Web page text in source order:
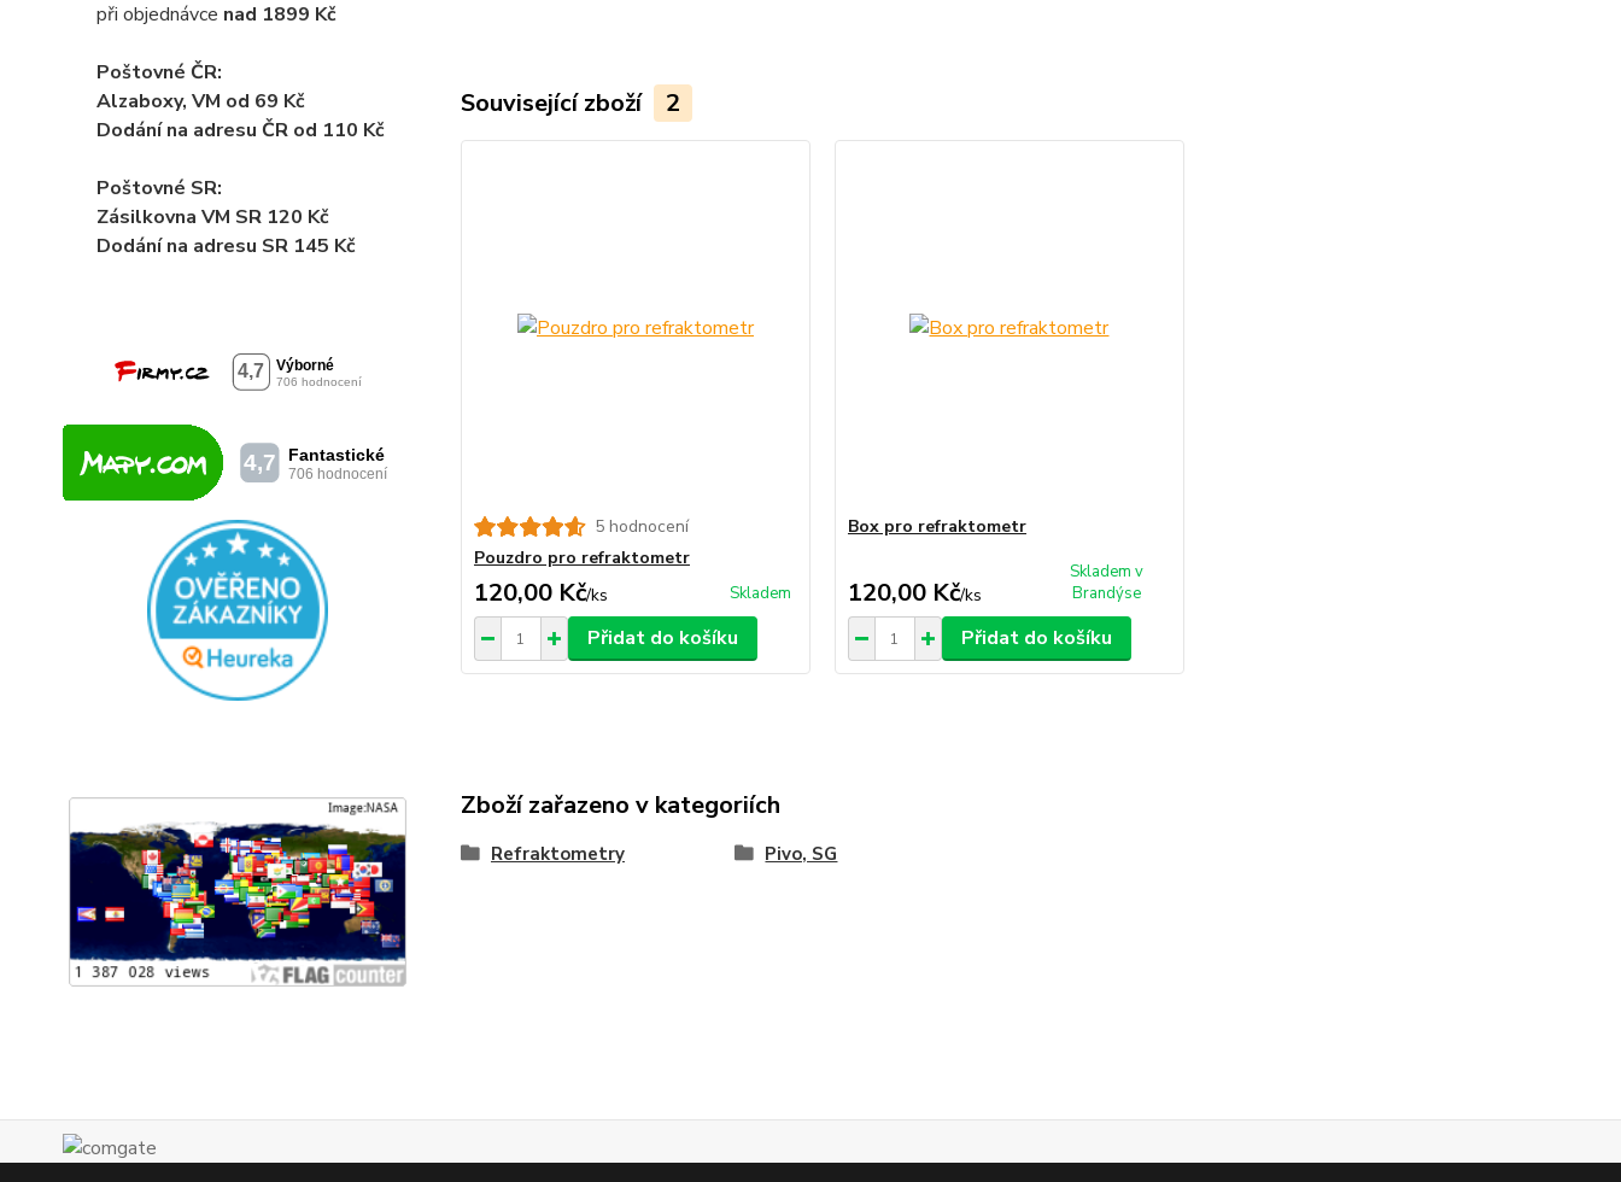
při objednávce nad 1899 Kč
Poštovné ČR:
Alzaboxy, VM od 69 Kč
Dodání na adresu ČR od 110 Kč
Poštovné SR:
Zásilkovna VM SR 120 Kč
Dodánína adresu SR 145 Kč
Související zboží 2
5 hodnocení
Pouzdro pro refraktometr
120,00 Kč/ks Skladem
Přidat do košíku
Box pro refraktometr
120,00 Kč/ks
Skladem v
Brandýse
Přidat do košíku
Zboží zařazeno v kategoriích
Refraktometry Pivo, SG